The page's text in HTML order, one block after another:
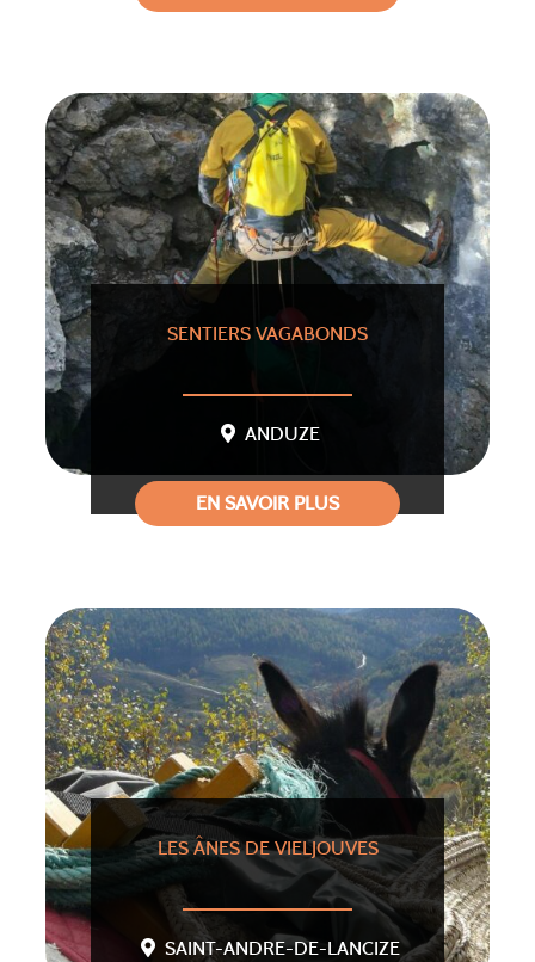
SENTIERS VAGABONDS
ANDUZE
EN SAVOIR PLUS
LES ÂNES DE VIELJOUVES
SAINT-ANDRE-DE-LANCIZE